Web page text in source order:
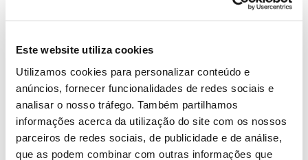
Este website utiliza cookies
Utilizamos cookies para personalizar conteúdo e
anúncios, fornecer funcionalidades de redes sociais e
analisar o nosso tráfego. Também partilhamos
informações acerca da utilização do site com os nossos
parceiros de redes sociais, de publicidade e de análise,
que as podem combinar com outras informações que
desta formação é de €87 e inclui almoço e lanches,
material de estudo, saco de cultivo de cogumelos e
Saiba mais sobre esta formação.
13.07.2026